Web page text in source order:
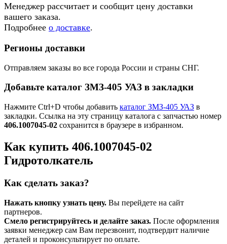
Менеджер рассчитает и сообщит цену доставки
вашего заказа.
Подробнее о доставке.
Регионы доставки
Отправляем заказы во все города России и страны СНГ.
Добавьте каталог ЗМЗ-405 УАЗ в закладки
Нажмите Ctrl+D чтобы добавить каталог ЗМЗ-405 УАЗ в
закладки. Ссылка на эту страницу каталога с запчастью номер
406.1007045-02 сохранится в браузере в избранном.
Как купить 406.1007045-02
Гидротолкатель
Как сделать заказ?
Нажать кнопку узнать цену. Вы перейдете на сайт
партнеров.
Смело регистрируйтесь и делайте заказ. После оформления
заявки менеджер сам Вам перезвонит, подтвердит наличие
деталей и проконсультирует по оплате.